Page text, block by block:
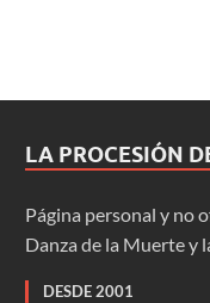
LA PROCESIÓN
Página personal y no
Danza de la Muerte y
DESDE 2001